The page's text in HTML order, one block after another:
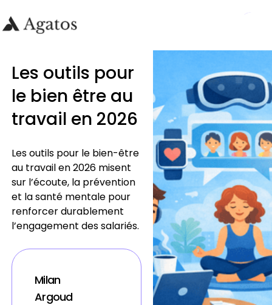
Les outils pour
le bien être au
travail en 2026
Les outils pour le bien-être
au travail en 2026 misent
sur l’écoute, la prévention
et la santé mentale pour
renforcer durablement
l’engagement des salariés.
Milan
Argoud